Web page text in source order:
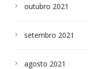
outubro 2021
setembro 2021
agosto 2021